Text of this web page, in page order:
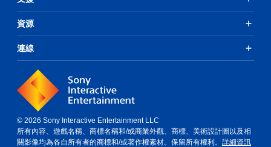
資源
連線
© 2026 Sony Interactive Entertainment LLC
所有內容、遊戲名稱、商標名稱和/或商業外觀、商標、美術設計圖以及相
關影像均為各自所有者的商標和/或著作權素材。保留所有權利。 詳細資訊